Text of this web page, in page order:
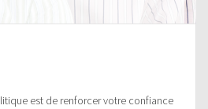
est de renforcer votre confiance